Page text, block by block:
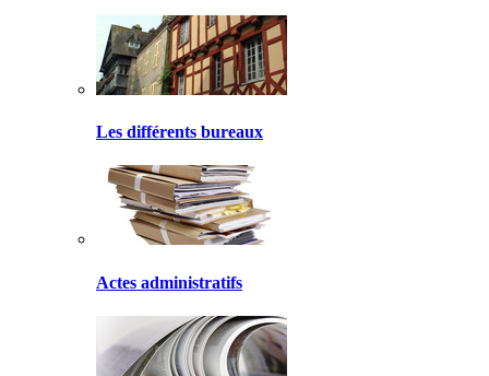
Les différents bureaux
Actes administratifs